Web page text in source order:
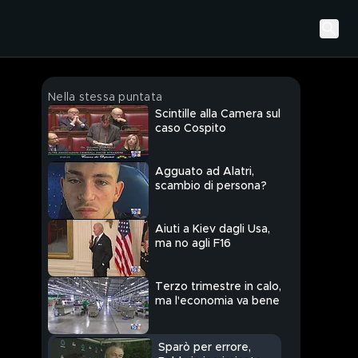
Nella stessa puntata
Scintille alla Camera sul
caso Cospito
Agguato ad Alatri,
scambio di persona?
Aiuti a Kiev dagli Usa,
ma no agli F16
Terzo trimestre in calo,
ma l'economia va bene
Sparò per errore,